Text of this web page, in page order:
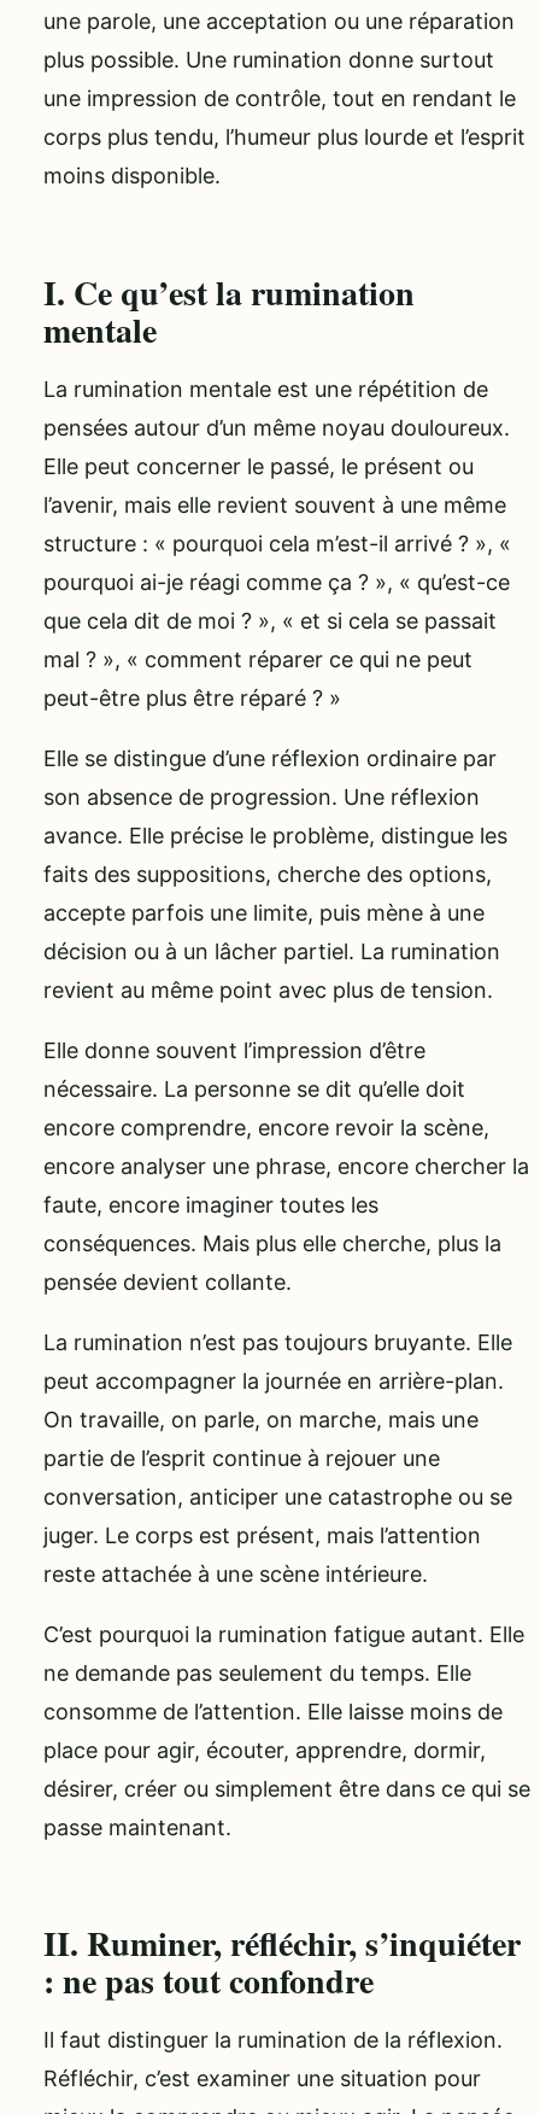
une parole, une acceptation ou une réparation
plus possible. Une rumination donne surtout
une impression de contrôle, tout en rendant le
corps plus tendu, l’humeur plus lourde et l’esprit
moins disponible.
I. Ce qu’est la rumination
mentale
La rumination mentale est une répétition de
pensées autour d’un même noyau douloureux.
Elle peut concerner le passé, le présent ou
l’avenir, mais elle revient souvent à une même
structure : « pourquoi cela m’est-il arrivé ? », «
pourquoi ai-je réagi comme ça ? », « qu’est-ce
que cela dit de moi ? », « et si cela se passait
mal ? », « comment réparer ce qui ne peut
peut-être plus être réparé ? »
Elle se distingue d’une réflexion ordinaire par
son absence de progression. Une réflexion
avance. Elle précise le problème, distingue les
faits des suppositions, cherche des options,
accepte parfois une limite, puis mène à une
décision ou à un lâcher partiel. La rumination
revient au même point avec plus de tension.
Elle donne souvent l’impression d’être
nécessaire. La personne se dit qu’elle doit
encore comprendre, encore revoir la scène,
encore analyser une phrase, encore chercher la
faute, encore imaginer toutes les
conséquences. Mais plus elle cherche, plus la
pensée devient collante.
La rumination n’est pas toujours bruyante. Elle
peut accompagner la journée en arrière-plan.
On travaille, on parle, on marche, mais une
partie de l’esprit continue à rejouer une
conversation, anticiper une catastrophe ou se
juger. Le corps est présent, mais l’attention
reste attachée à une scène intérieure.
C’est pourquoi la rumination fatigue autant. Elle
ne demande pas seulement du temps. Elle
consomme de l’attention. Elle laisse moins de
place pour agir, écouter, apprendre, dormir,
désirer, créer ou simplement être dans ce qui se
passe maintenant.
II. Ruminer, réfléchir, s’inquiéter
: ne pas tout confondre
Il faut distinguer la rumination de la réflexion.
Réfléchir, c’est examiner une situation pour